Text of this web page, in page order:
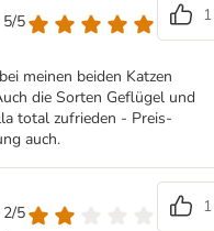
5/5
1
meinen beiden Katzen
die Sorten Geflügel und
total zufrieden - Preis-
auch.
2/5
1